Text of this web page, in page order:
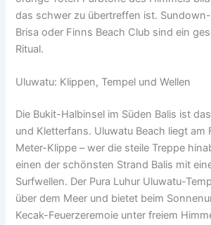
das schwer zu übertreffen ist.
Brisa oder Finns Beach Club sind ein
Ritual.
Uluwatu: Klippen, Tempel und Wellen
Die Bukit-Halbinsel im Süden Balis ist
und Kletterfans. Uluwatu Beach liegt am
Meter-Klippe – wer die steile Treppe
einen der schönsten Strand Balis mit
Surfwellen. Der Pura Luhur Uluwatu-
über dem Meer und bietet beim
Kecak-Feuerzeremoie unter freiem